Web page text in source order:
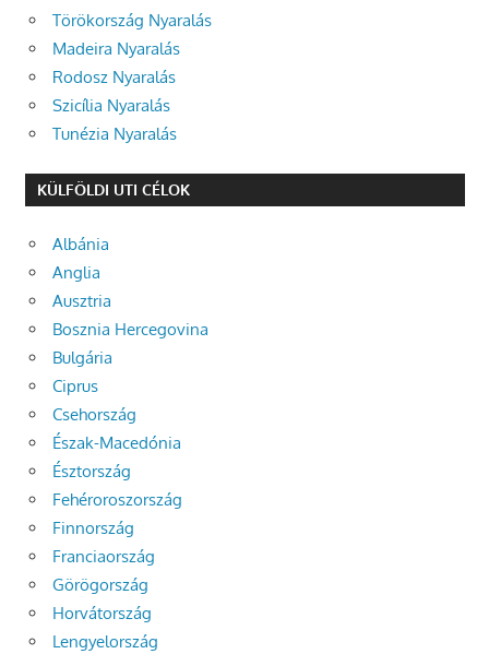
Törökország Nyaralás
Madeira Nyaralás
Rodosz Nyaralás
Szicília Nyaralás
Tunézia Nyaralás
KÜLFÖLDI UTI CÉLOK
Albánia
Anglia
Ausztria
Bosznia Hercegovina
Bulgária
Ciprus
Csehország
Észak-Macedónia
Észtország
Fehéroroszország
Finnország
Franciaország
Görögország
Horvátország
Lengyelország